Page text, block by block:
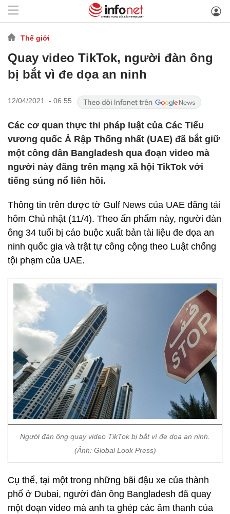
Thế giới
Quay video TikTok, người đàn ông
bị bắt vì đe dọa an ninh
12/04/2021 - 06:55
Các cơ quan thực thi pháp luật của Các Tiểu
vương quốc Ả Rập Thống nhất (UAE) đã bắt giữ
một công dân Bangladesh qua đoạn video mà
người này đăng trên mạng xã hội TikTok với
tiếng súng nổ liên hồi.
Thông tin trên được tờ Gulf News của UAE đăng tải
hôm Chủ nhật (11/4). Theo ấn phẩm này, người đàn
ông 34 tuổi bị cáo buộc xuất bản tài liệu đe dọa an
ninh quốc gia và trật tự công cộng theo Luật chống
tội phạm của UAE.
Người đàn ông quay video TikTok bị bắt vì đe dọa an ninh.
(Ảnh: Global Look Press)
Cụ thể, tại một trong những bãi đậu xe của thành
phố ở Dubai, người đàn ông Bangladesh đã quay
một đoạn video mà anh ta ghép các âm thanh của